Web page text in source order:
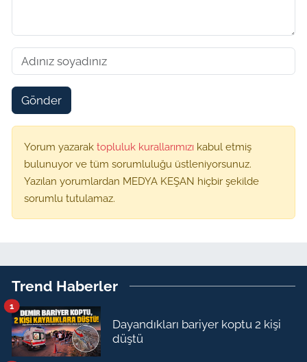
Gönder
Yorum yazarak topluluk kurallarımızı kabul etmiş
bulunuyor ve tüm sorumluluğu üstleniyorsunuz.
Yazılan yorumlardan MEDYA KEŞAN hiçbir şekilde
sorumlu tutulamaz.
Trend Haberler
Dayandıkları bariyer koptu 2 kişi
düştü
1